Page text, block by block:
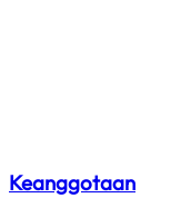
Keanggotaan